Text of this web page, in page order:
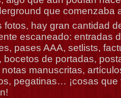
que comenzaba
fotos, hay gran cantidad
escaneado: entradas
pases AAA, setlists,
bocetos de portadas,
manuscritas,
pegatinas… ¡cosas que